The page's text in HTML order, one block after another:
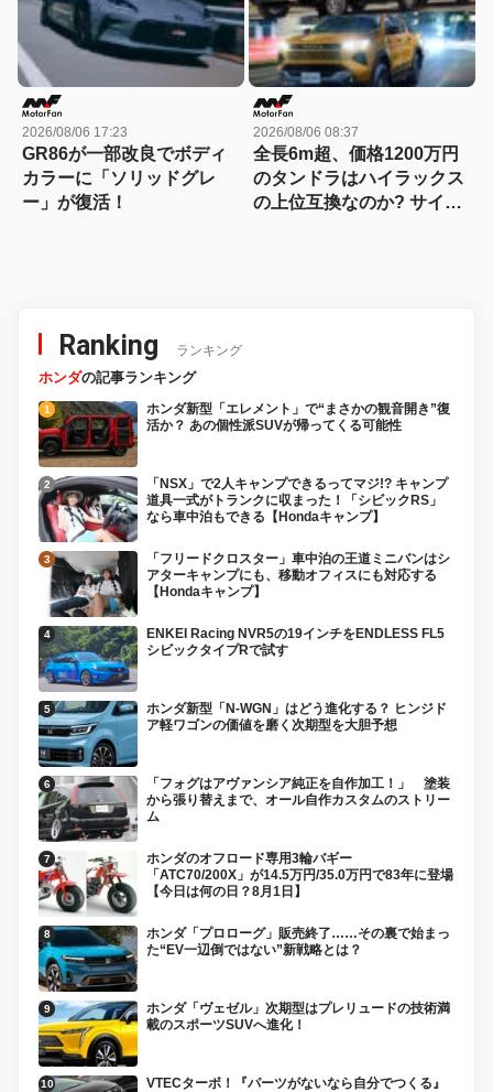
2026/08/06 17:23
GR86が一部改良でボディ
カラーに「ソリッドグレ
ー」が復活！
2026/08/06 08:37
全長6m超、価格1200万円
のタンドラはハイラックス
の上位互換なのか? サイ
Ranking ランキング
ホンダの記事ランキング
ホンダ新型「エレメント」で“まさかの観音開き”復
活か？ あの個性派SUVが帰ってくる可能性
「NSX」で2人キャンプできるってマジ!? キャンプ
道具一式がトランクに収まった！「シビックRS」
なら車中泊もできる【Hondaキャンプ】
「フリードクロスター」車中泊の王道ミニバンはシ
アターキャンプにも、移動オフィスにも対応する
【Hondaキャンプ】
ENKEI Racing NVR5の19インチをENDLESS FL5
シビックタイプRで試す
ホンダ新型「N-WGN」はどう進化する？ ヒンジド
ア軽ワゴンの価値を磨く次期型を大胆予想
「フォグはアヴァンシア純正を自作加工！」 塗装
から張り替えまで、オール自作カスタムのストリー
ム
ホンダのオフロード専用3輪バギー
「ATC70/200X」が14.5万円/35.0万円で83年に登場
【今日は何の日？8月1日】
ホンダ「プロローグ」販売終了……その裏で始まっ
た“EV一辺倒ではない”新戦略とは？
ホンダ「ヴェゼル」次期型はプレリュードの技術満
載のスポーツSUVへ進化！
VTECターボ！『パーツがないなら自分でつくる』